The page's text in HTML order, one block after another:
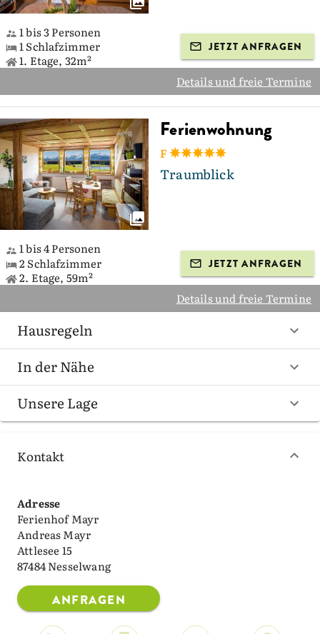
1 bis 3 Personen
1 Schlafzimmer
1. Etage, 32m²
JETZT ANFRAGEN
Details und freie Termine
Ferienwohnung
F
Traumblick
1 bis 4 Personen
2 Schlafzimmer
2. Etage, 59m²
JETZT ANFRAGEN
Details und freie Termine
Hausregeln
In der Nähe
Unsere Lage
Kontakt
Adresse
Ferienhof Mayr
Andreas Mayr
Attlesee 15
87484 Nesselwang
ANFRAGEN